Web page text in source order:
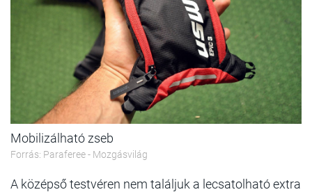
Mobilizálható zseb
Forrás: Paraferee - Mozgásvilág
A középső testvéren nem találjuk a lecsatolható extra